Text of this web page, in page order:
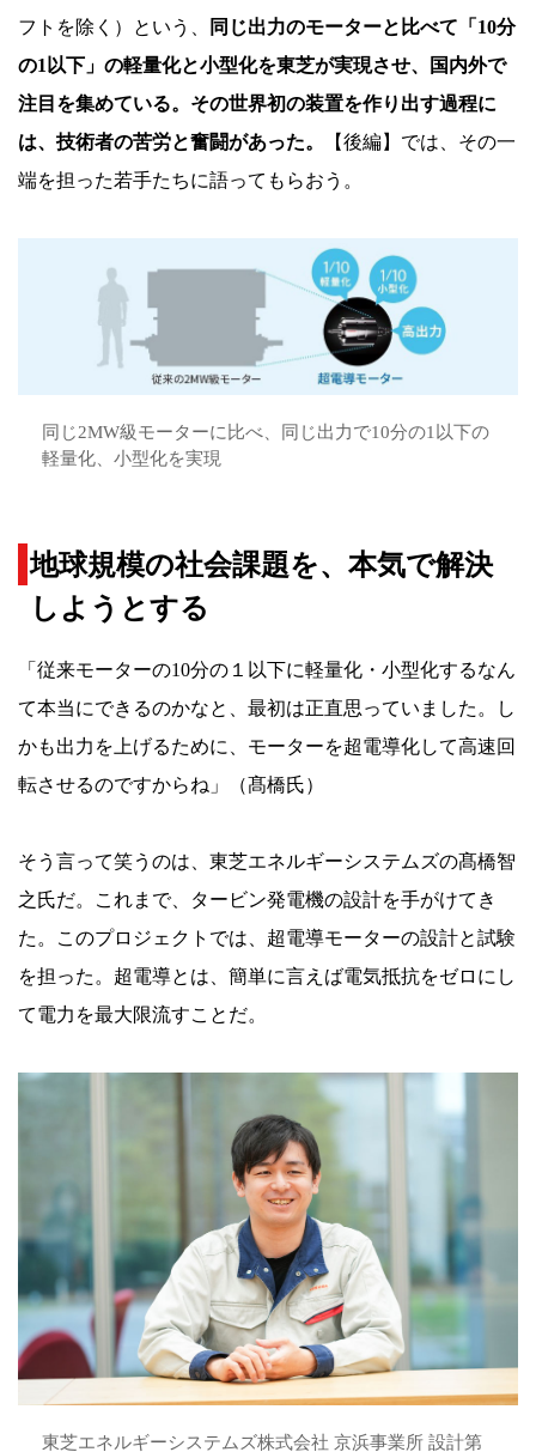
で
空
を
飛
ぶ！
フトを除く）という、
同じ出力のモーターと比べて「10分
の1以下」の軽量化と小型化を東芝が実現させ、国内外で
注目を集めている。その世界初の装置を作り出す過程に
は、技術者の苦労と奮闘があった。
【後編】では、その一
端を担った若手たちに語ってもらおう。
同じ2MW級モーターに比べ、同じ出力で10分の1以下の
軽量化、小型化を実現
地球規模の社会課題を、本気で解決
しようとする
「従来モーターの10分の１以下に軽量化・小型化するなん
て本当にできるのかなと、最初は正直思っていました。し
かも出力を上げるために、モーターを超電導化して高速回
転させるのですからね」（髙橋氏）
そう言って笑うのは、東芝エネルギーシステムズの髙橋智
之氏だ。これまで、タービン発電機の設計を手がけてき
た。このプロジェクトでは、超電導モーターの設計と試験
を担った。超電導とは、簡単に言えば電気抵抗をゼロにし
て電力を最大限流すことだ。
東芝エネルギーシステムズ株式会社 京浜事業所 設計第